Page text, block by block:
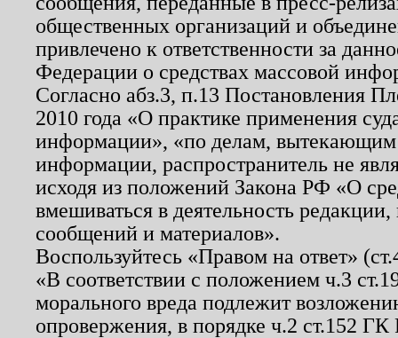
общественных организаций и
привлечено к ответственности за
Федерации о средствах массовой
Согласно абз.3, п.13 Постановления
2010 года «О практике применения
информации», «по делам, вытекающим
информации, распространитель не
исходя из положений Закона РФ «О
вмешиваться в деятельность
сообщений и материалов».
Воспользуйтесь «Правом на ответ»
«В соответствии с положением ч.3
морального вреда подлежит
опровержения, в порядке ч.2 ст.152